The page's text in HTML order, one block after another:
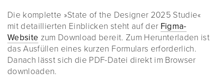
Die komplette »State of the Designer 2025 Studie«
mit detaillierten Einblicken steht auf der Figma-
Website zum Download bereit. Zum Herunterladen ist
das Ausfüllen eines kurzen Formulars erforderlich.
Danach lässt sich die PDF-Datei direkt im Browser
downloaden.